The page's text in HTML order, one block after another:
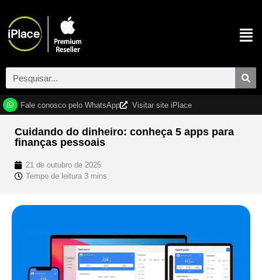
Fale conosco pelo WhatsApp Visitar site iPlace
Cuidando do dinheiro: conheça 5 apps para
finanças pessoais
21 de outubro de 2025